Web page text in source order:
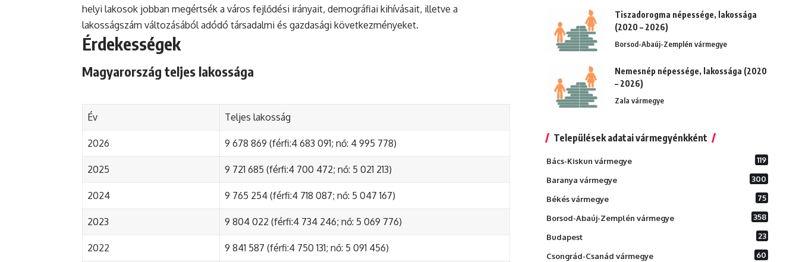
helyi lakosok jobban megértsék a város fejlődési irányait, demográfiai kihívásait, illetve a
lakosságszám változásából adódó társadalmi és gazdasági következményeket.
Érdekességek
Magyarország teljes lakossága
Év Teljes lakosság
2026 9 678 869 (férfi:4 683 091; nő: 4 995 778)
2025 9 721 685 (férfi:4 700 472; nő: 5 021 213)
2024 9 765 254 (férfi:4 718 087; nő: 5 047 167)
2023 9 804 022 (férfi:4 734 246; nő: 5 069 776)
2022 9 841 587 (férfi:4 750 131; nő: 5 091 456)
Tiszadorogma népessége, lakossága
(2020 – 2026)
Borsod-Abaúj-Zemplén vármegye
Nemesnép népessége, lakossága (2020
– 2026)
Zala vármegye
Települések adatai vármegyénkként
Bács-Kiskun vármegye 119
Baranya vármegye 300
Békés vármegye 75
Borsod-Abaúj-Zemplén vármegye 358
Budapest 23
Csongrád-Csanád vármegye 60